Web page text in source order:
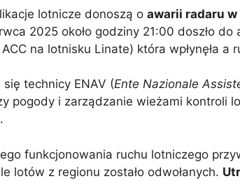
lotnicze donoszą o awarii radaru w
2025 około godziny 21:00 doszło
na lotnisku Linate) która wpłynęła
technicy ENAV (Ente Nazionale
pogody i zarządzanie wieżami kontroli
.
funkcjonowania ruchu lotniczego
lotów z regionu zostało odwołanych.